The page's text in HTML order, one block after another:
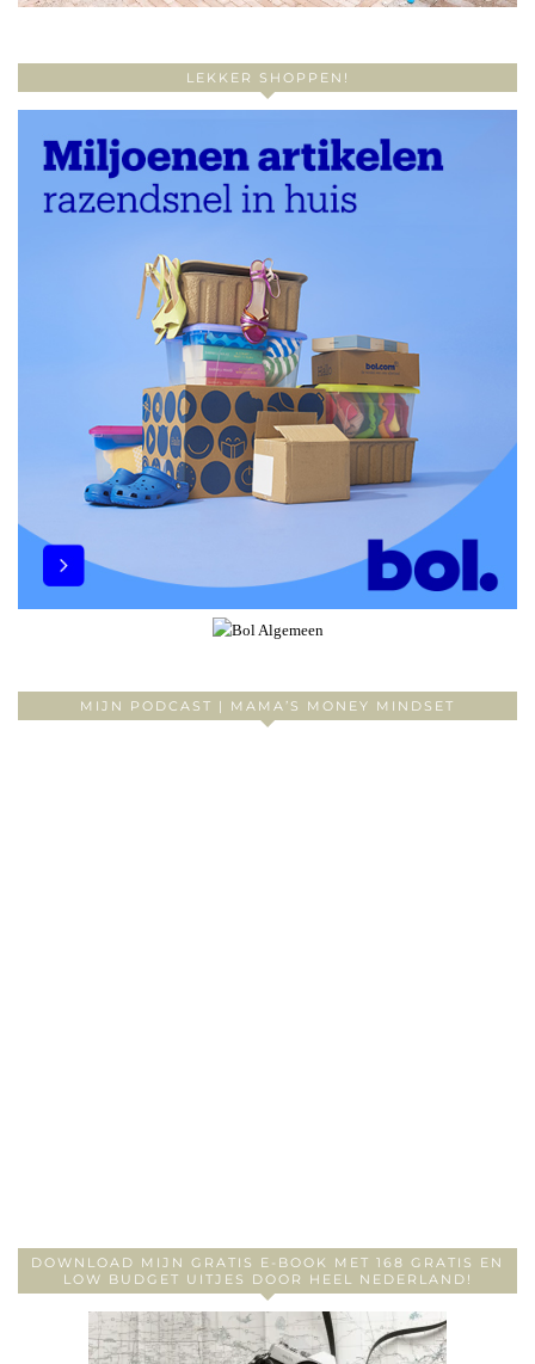
LEKKER SHOPPEN!
MIJN PODCAST | MAMA’S MONEY MINDSET
DOWNLOAD MIJN GRATIS E-BOOK MET 168 GRATIS EN
LOW BUDGET UITJES DOOR HEEL NEDERLAND!